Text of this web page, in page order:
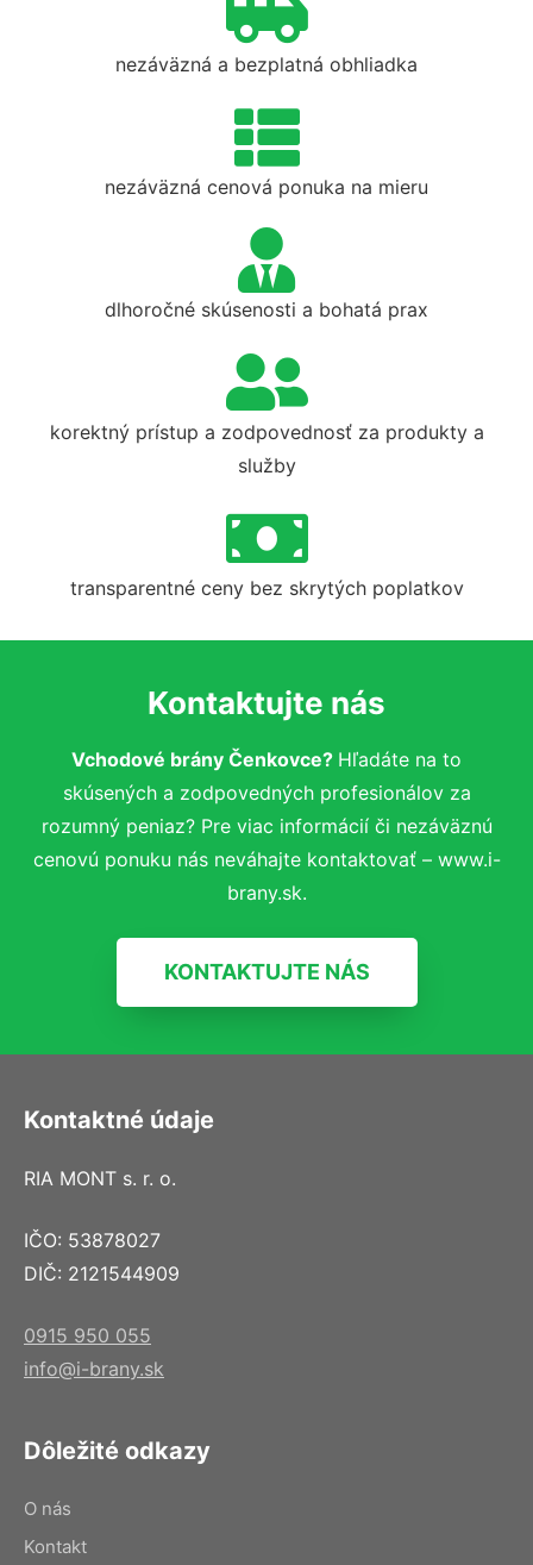
nezáväzná a bezplatná obhliadka
nezáväzná cenová ponuka na mieru
dlhoročné skúsenosti a bohatá prax
korektný prístup a zodpovednosť za produkty a
služby
transparentné ceny bez skrytých poplatkov
Kontaktujte nás
Vchodové brány Čenkovce? Hľadáte na to
skúsených a zodpovedných profesionálov za
rozumný peniaz? Pre viac informácií či nezáväznú
cenovú ponuku nás neváhajte kontaktovať – www.i-
brany.sk.
KONTAKTUJTE NÁS
Kontaktné údaje
RIA MONT s. r. o.
IČO: 53878027
DIČ: 2121544909
0915 950 055
info@i-brany.sk
Dôležité odkazy
O nás
Kontakt